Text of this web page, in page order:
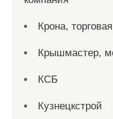
Крона,
Крышмастер,
КСБ
Кузнецкстрой